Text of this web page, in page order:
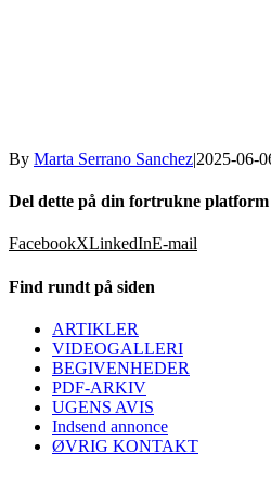
By Marta Serrano Sanchez|2025-06-
Del dette på din fortrukne platform
FacebookXLinkedInE-mail
Find rundt på siden
ARTIKLER
VIDEOGALLERI
BEGIVENHEDER
PDF-ARKIV
UGENS AVIS
Indsend annonce
ØVRIG KONTAKT